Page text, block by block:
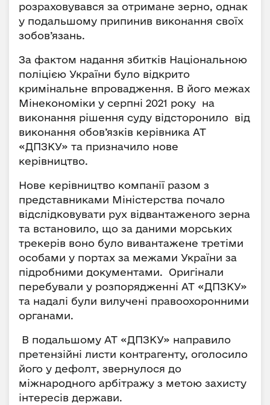
розраховувався за отримане зерно, однак
у подальшому припинив виконання своїх
зобов’язань.
За фактом надання збитків Національною
поліцією України було відкрито
кримінальне впровадження. В його межах
Мінекономіки у серпні 2021 року на
виконання рішення суду відсторонило від
виконання обов’язків керівника АТ
«ДПЗКУ» та призначило нове
керівництво.
Нове керівництво компанії разом з
представниками Міністерства почало
відслідковувати рух відвантаженого зерна
та встановило, що за даними морських
трекерів воно було вивантажене третіми
особами у портах за межами України за
підробними документами. Оригінали
перебували у розпорядженні АТ «ДПЗКУ»
та надалі були вилучені правоохоронними
органами.
В подальшому АТ «ДПЗКУ» направило
претензійні листи контрагенту, оголосило
його у дефолт, звернулося до
міжнародного арбітражу з метою захисту
інтересів держави.